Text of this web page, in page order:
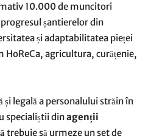
10.000 de muncitori
șantierelor din
și adaptabilitatea pieței
agricultura, curățenie,
și legală a personalului străin în
specialiștii dinagenții
trebuie să urmeze un set de